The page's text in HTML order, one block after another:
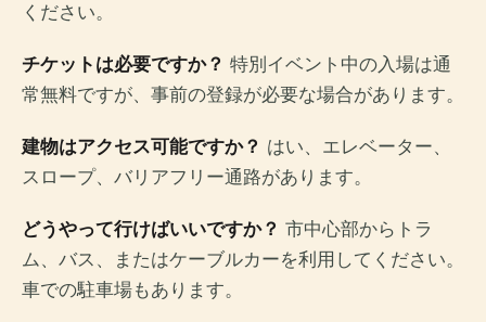
ください。
チケットは必要ですか？ 特別イベント中の入場は通
常無料ですが、事前の登録が必要な場合があります。
建物はアクセス可能ですか？ はい、エレベーター、
スロープ、バリアフリー通路があります。
どうやって行けばいいですか？ 市中心部からトラ
ム、バス、またはケーブルカーを利用してください。
車での駐車場もあります。